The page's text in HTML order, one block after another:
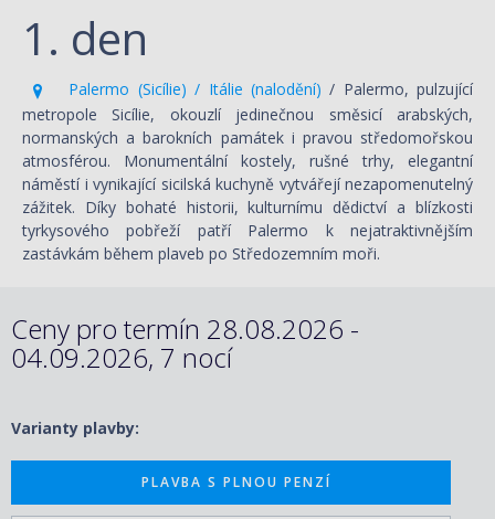
1. den
Palermo (Sicílie) / Itálie (nalodění)/ Palermo, pulzující
metropole Sicílie, okouzlí jedinečnou směsicí arabských,
normanských a barokních památek i pravou středomořskou
atmosférou. Monumentální kostely, rušné trhy, elegantní
náměstí i vynikající sicilská kuchyně vytvářejí nezapomenutelný
zážitek. Díky bohaté historii, kulturnímu dědictví a blízkosti
tyrkysového pobřeží patří Palermo k nejatraktivnějším
zastávkám během plaveb po Středozemním moři.
Ceny pro termín 28.08.2026 -
04.09.2026, 7 nocí
Varianty plavby:
PLAVBA S PLNOU PENZÍ